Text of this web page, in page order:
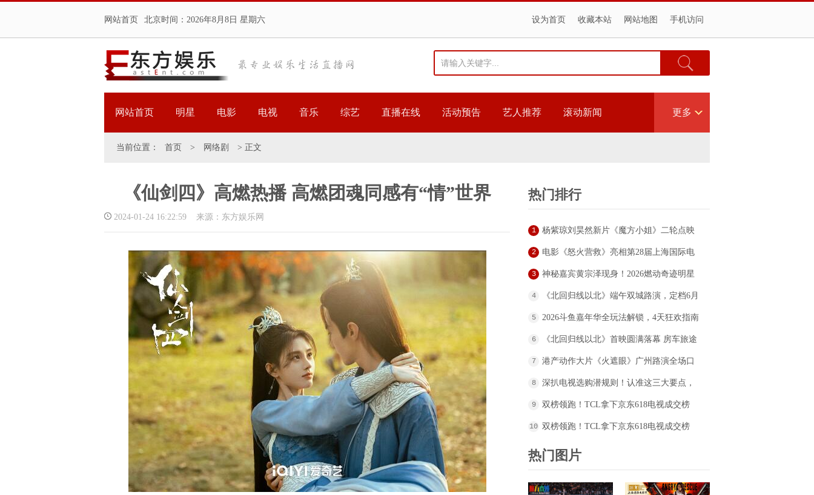
网站首页 北京时间： 2026年8月8日 星期六 设为首页 收藏本站 网站地图 手机访问
网站首页 明星 电影 电视 音乐 综艺 直播在线 活动预告 艺人推荐 滚动新闻 更多
当前位置： 首页 > 网络剧 > 正文
《仙剑四》高燃热播 高燃团魂同感有“情”世界
2024-01-24 16:22:59 来源：东方娱乐网
热门排行
1
杨紫琼刘昊然新片《魔方小姐》二轮点映
高燃开启 打破年龄偏见重塑无限可能
2
电影《怒火营救》亮相第28届上海国际电
影节！导演王清亭、功夫女星母其弥雅红
3
神秘嘉宾黄宗泽现身！2026燃动奇迹明星
篮球赛点燃“全民迎省运”热潮
4
《北回归线以北》端午双城路演，定档6月
26日奔赴山海
5
2026斗鱼嘉年华全玩法解锁，4天狂欢指南
请收好
6
《北回归线以北》首映圆满落幕 房车旅途
解锁人生百态
7
港产动作大片《火遮眼》广州路演全场口
碑爆棚
8
深扒电视选购潜规则！认准这三大要点，
再也不被坑
9
双榜领跑！TCL拿下京东618电视成交榜
TOP1，T7M Pro登顶抖音单品榜
10 双榜领跑！TCL拿下京东618电视成交榜
热门图片